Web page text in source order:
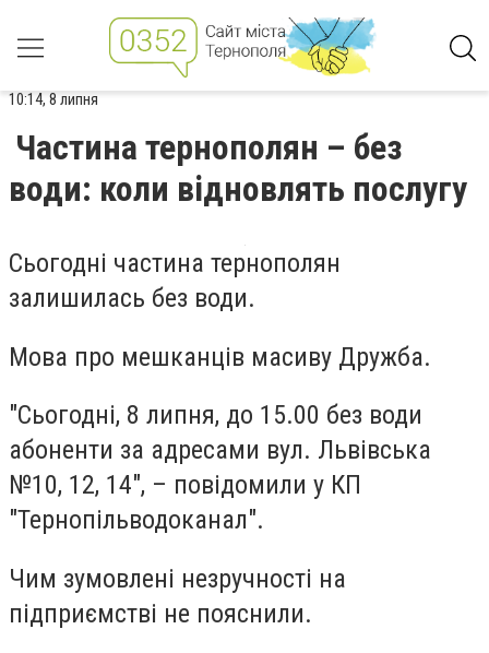
10:14, 8 липня
Частина тернополян – без
води: коли відновлять послугу
Сьогодні частина тернополян
залишилась без води.
Мова про мешканців масиву Дружба.
"Сьогодні, 8 липня, до 15.00 без води
абоненти за адресами вул. Львівська
№10, 12, 14", – повідомили у КП
"Тернопільводоканал".
Чим зумовлені незручності на
підприємстві не пояснили.